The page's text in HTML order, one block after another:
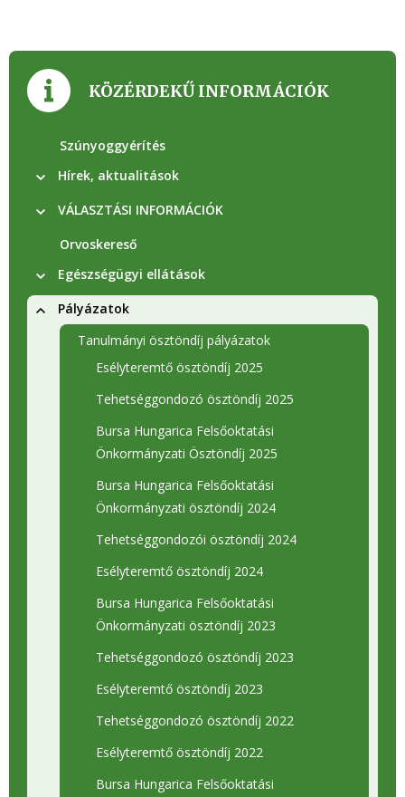
KÖZÉRDEKŰ INFORMÁCIÓK
Szúnyoggyérítés
Hírek, aktualitások
VÁLASZTÁSI INFORMÁCIÓK
Orvoskereső
Egészségügyi ellátások
Pályázatok
Tanulmányi ösztöndíj pályázatok
Esélyteremtő ösztöndíj 2025
Tehetséggondozó ösztöndíj 2025
Bursa Hungarica Felsőoktatási
Önkormányzati Ösztöndíj 2025
Bursa Hungarica Felsőoktatási
Önkormányzati ösztöndíj 2024
Tehetséggondozói ösztöndíj 2024
Esélyteremtő ösztöndíj 2024
Bursa Hungarica Felsőoktatási
Önkormányzati ösztöndíj 2023
Tehetséggondozó ösztöndíj 2023
Esélyteremtő ösztöndíj 2023
Tehetséggondozó ösztöndíj 2022
Esélyteremtő ösztöndíj 2022
Bursa Hungarica Felsőoktatási